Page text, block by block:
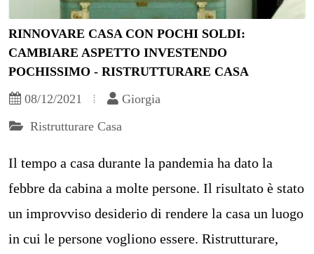
RINNOVARE CASA CON POCHI SOLDI:
CAMBIARE ASPETTO INVESTENDO
POCHISSIMO - RISTRUTTURARE CASA
08/12/2021
Giorgia
Ristrutturare Casa
Il tempo a casa durante la pandemia ha dato la
febbre da cabina a molte persone. Il risultato è stato
un improvviso desiderio di rendere la casa un luogo
in cui le persone vogliono essere. Ristrutturare,